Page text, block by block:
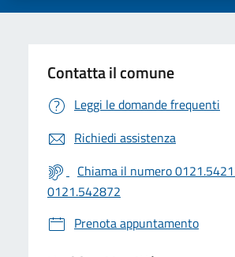
Contatta il comune
Leggi le domande frequenti
Richiedi assistenza
Chiama il numero
0121.542872
Prenota appuntamento